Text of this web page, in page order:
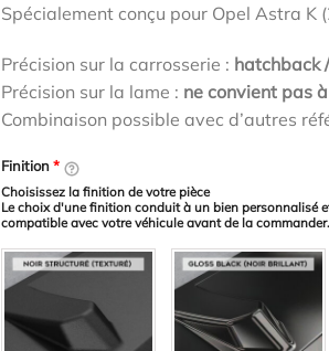
Spécialement conçu pour Opel Astra K
Précision sur la carrosserie : hatchback
Précision sur la lame : ne convient pas
Combinaison possible avec d’autres
Finition*
Choisissez la finition de votre pièce
Le choix d'une finition conduit à un bien personnalisé
compatible avec votre véhicule avant de la commander.